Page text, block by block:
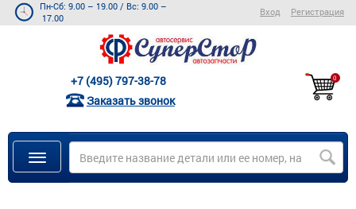
Пн-Сб: 9.00 – 19.00 / Вс: 9.00 –
17.00
Вход Регистрация
+7 (495) 797-38-78
Заказать звонок
0